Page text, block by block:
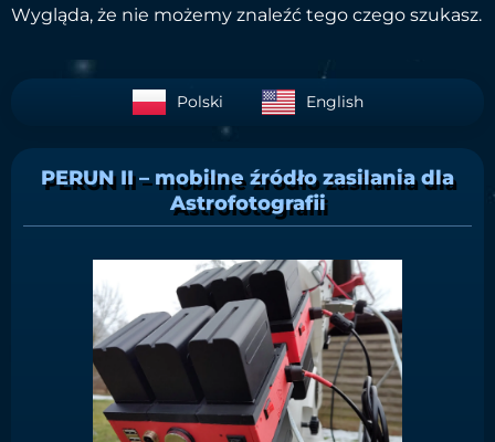
Wygląda, że nie możemy znaleźć tego czego szukasz.
Polski English
PERUN II – mobilne źródło zasilania dla
Astrofotografii